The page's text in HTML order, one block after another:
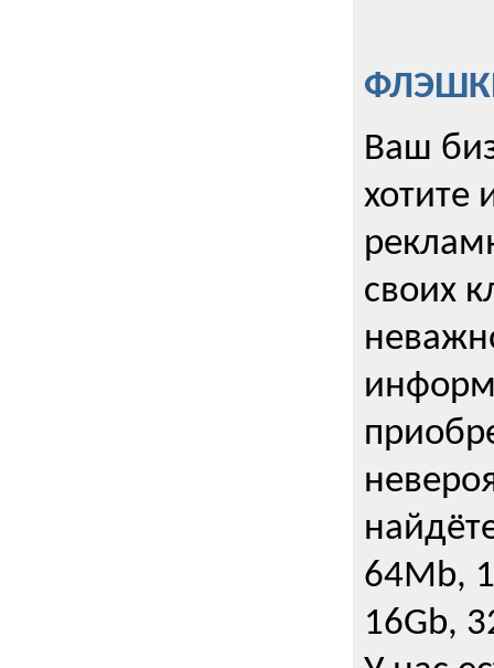
Ваш
хотите
своих
64Mb,
16Gb,